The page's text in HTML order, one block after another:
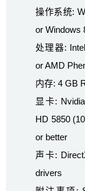
操作系统:
or Windows
处理器:
or AMD
内存: 4 GB
显卡:
HD 5850
or better
声卡:
drivers